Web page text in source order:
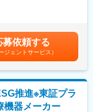
トで機動性の高いチ
法務／コンプライア
上下する可能性があ
です。
募依頼する
ジェントサービス）
推進※東証プラ
機器メーカー